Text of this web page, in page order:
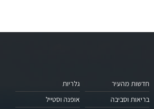
חדשות מהעיר
בריאות וסביבה
גלריות
אופנה וסטייל